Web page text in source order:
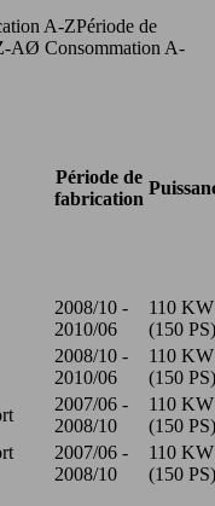
A-ZPériode de
AØ Consommation A-
Période de
fabrication
2008/10 -
2010/06
110 KW
(150 PS)
2008/10 -
2010/06
110 KW
(150 PS)
2007/06 -
2008/10
110 KW
(150 PS)
2007/06 -
2008/10
110 KW
(150 PS)